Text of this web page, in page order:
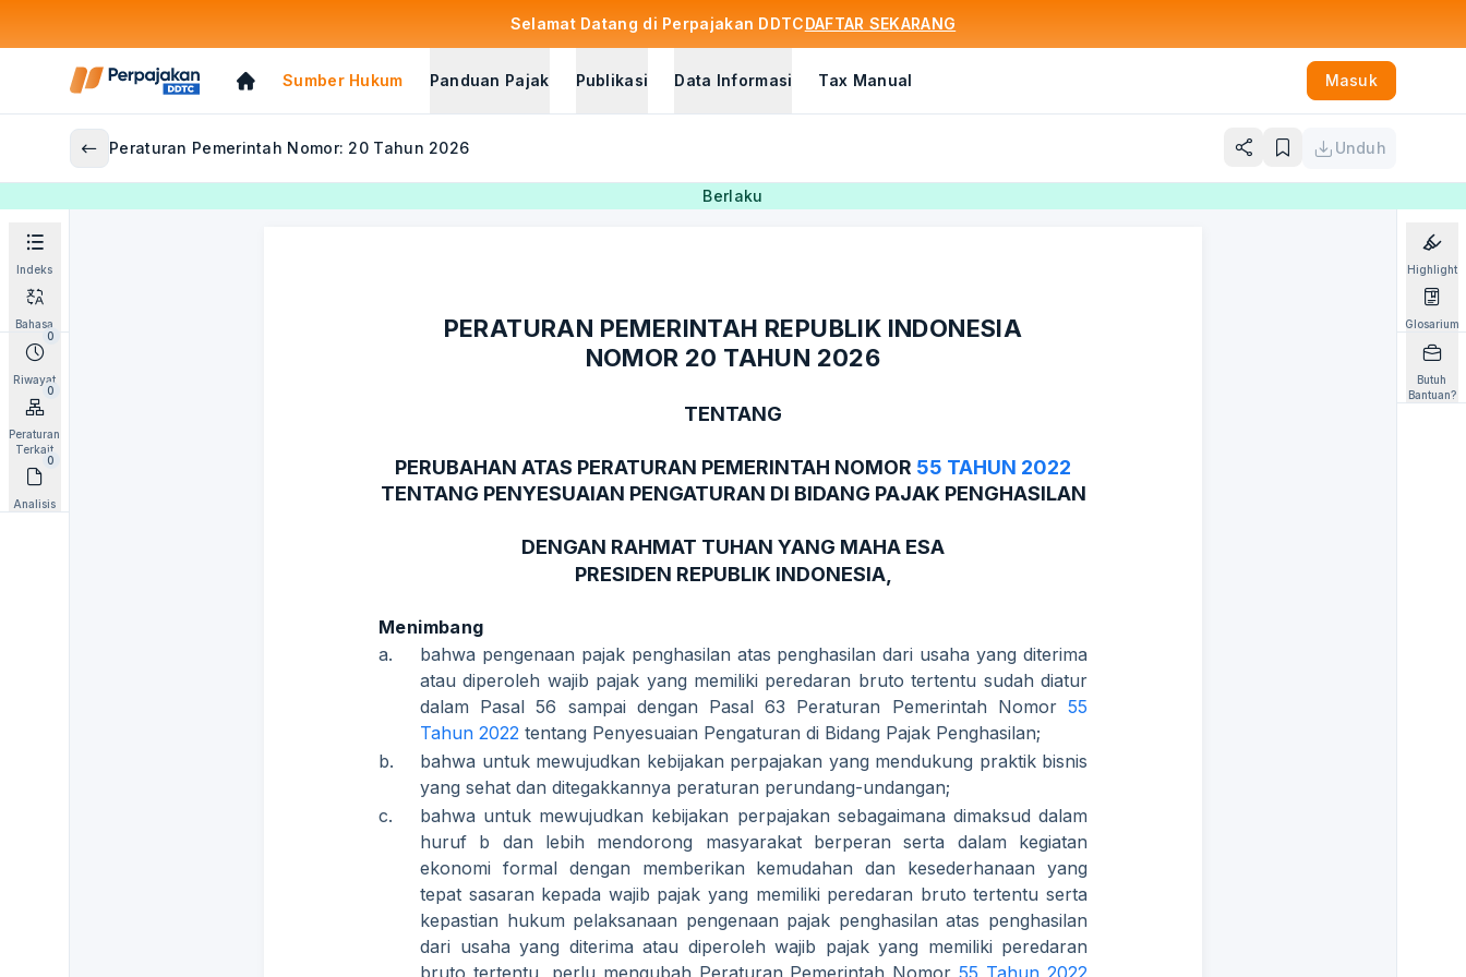
Selamat Datang di Perpajakan DDTCDAFTAR SEKARANG
Sumber Hukum Panduan Pajak Publikasi Data Informasi Tax Manual Masuk
Peraturan Pemerintah Nomor: 20 Tahun 2026 Unduh
Berlaku
Indeks
Bahasa
0
Riwayat
0
Peraturan
Terkait
0
Analisis
PERATURAN PEMERINTAH REPUBLIK INDONESIA
NOMOR 20 TAHUN 2026
TENTANG
PERUBAHAN ATAS PERATURAN PEMERINTAH NOMOR 55 TAHUN 2022
TENTANG PENYESUAIAN PENGATURAN DI BIDANG PAJAK PENGHASILAN
DENGAN RAHMAT TUHAN YANG MAHA ESA
PRESIDEN REPUBLIK INDONESIA,
Menimbang
a.
bahwa pengenaan pajak penghasilan atas penghasilan dari usaha yang diterima
atau diperoleh wajib pajak yang memiliki peredaran bruto tertentu sudah diatur
dalam Pasal 56 sampai dengan Pasal 63 Peraturan Pemerintah Nomor 55
Tahun 2022 tentang Penyesuaian Pengaturan di Bidang Pajak Penghasilan;
b.
bahwa untuk mewujudkan kebijakan perpajakan yang mendukung praktik bisnis
yang sehat dan ditegakkannya peraturan perundang-undangan;
c.
bahwa untuk mewujudkan kebijakan perpajakan sebagaimana dimaksud dalam
huruf b dan lebih mendorong masyarakat berperan serta dalam kegiatan
ekonomi formal dengan memberikan kemudahan dan kesederhanaan yang
tepat sasaran kepada wajib pajak yang memiliki peredaran bruto tertentu serta
kepastian hukum pelaksanaan pengenaan pajak penghasilan atas penghasilan
dari usaha yang diterima atau diperoleh wajib pajak yang memiliki peredaran
Highlight
Glosarium
Butuh
Bantuan?